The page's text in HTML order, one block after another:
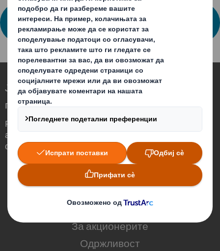
КОНТАКТИРАЈТЕ НЕ ЗА ПОВЕЌЕ
ИНФОРМАЦИИ
Ја редефинираме амбалажата за
потребите на светот што се менува
Различни сме бидејќи гледаме можност
амбалажата да има значајна улога во
светот околу нас.
Кои сме ние
За нас
За акционерите
Одржливост